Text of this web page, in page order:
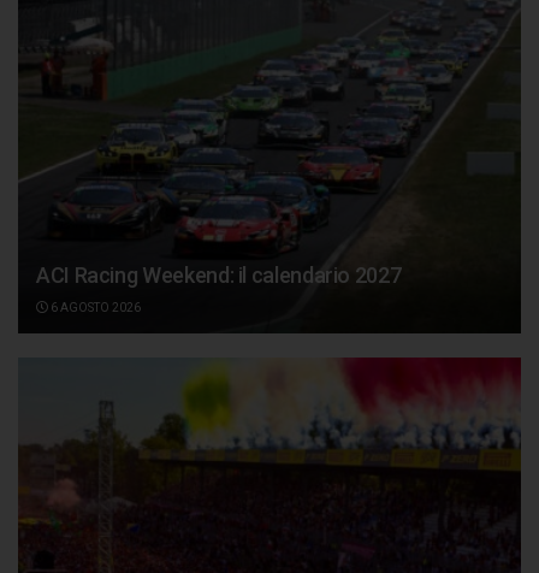
ACI Racing Weekend: il calendario 2027
6 AGOSTO 2026